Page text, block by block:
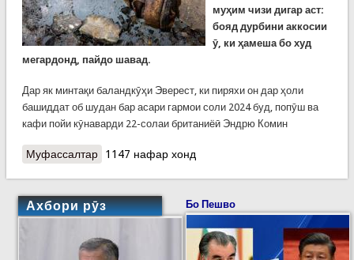
муҳим чизи дигар аст:
бояд дурбини аккосии
ӯ, ки ҳамеша бо худ
мегардонд, пайдо шавад.
Дар як минтақи баландкӯҳи Эверест, ки пиряхи он дар ҳоли
башиддат об шудан бар асари гармои соли 2024 буд, попӯш ва
кафи пойи кӯнаварди 22-солаи британиёӣ Эндрю Комин
Муфассалтаро Баъди 100 сол мӯза ва кафи пойи фотеҳи
1147 нафар хонд
Ахбори рӯз Бо Пешво